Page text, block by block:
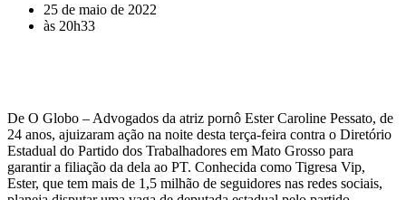
25 de maio de 2022
às 20h33
De O Globo – Advogados da atriz pornô Ester Caroline Pessato, de
24 anos, ajuizaram ação na noite desta terça-feira contra o Diretório
Estadual do Partido dos Trabalhadores em Mato Grosso para
garantir a filiação da dela ao PT. Conhecida como Tigresa Vip,
Ester, que tem mais de 1,5 milhão de seguidores nas redes sociais,